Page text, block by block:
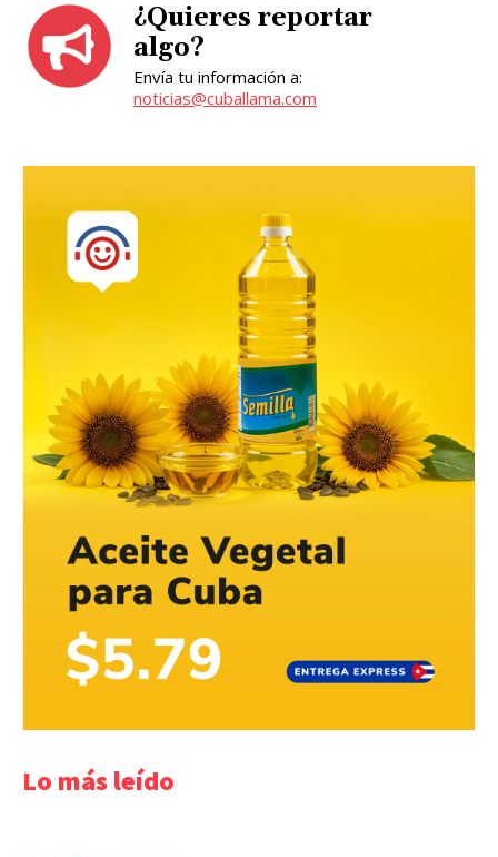
¿Quieres reportar
algo?
Envía tu información a:
noticias@cuballama.com
Lo más leído